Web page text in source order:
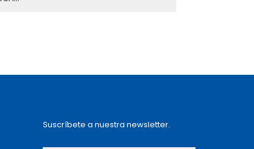
Suscríbete a nuestra newsletter.